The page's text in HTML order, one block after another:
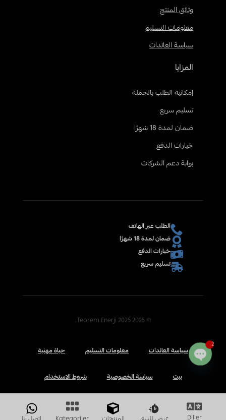
وثائق المنتج
معلومات التسليم
سياسة العائدات
المزايا
إمكانية الطلب بالجملة
تسليم سريع
ضمان لمدة 18 شهرًا
خيارات الدفع
بوابة دعم الشركات
الطلب عبر الهاتف
ضمان لمدة 18 شهرًا
خيارات الدفع
تسليم سريع
© 2025 2025 Teorem Enerji.
سياسة العائدات معلومات التسليم حياة مهنية
بيت سياسة الخصوصية شروط الاستخدام chaty
2